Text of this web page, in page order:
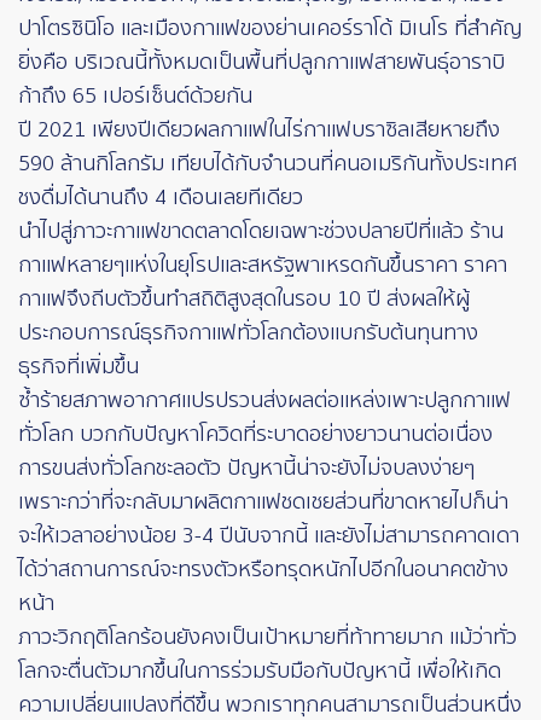
ปาโตรซินิโอ และเมืองกาแฟของย่านเคอร์ราโด้ มิเนโร ที่สำคัญ
ยิ่งคือ บริเวณนี้ทั้งหมดเป็นพื้นที่ปลูกกาแฟสายพันธุ์อาราบิ
ก้าถึง 65 เปอร์เซ็นต์ด้วยกัน
ปี 2021 เพียงปีเดียวผลกาแฟในไร่กาแฟบราซิลเสียหายถึง
590 ล้านกิโลกรัม เทียบได้กับจำนวนที่คนอเมริกันทั้งประเทศ
ชงดื่มได้นานถึง 4 เดือนเลยทีเดียว
นำไปสู่ภาวะกาแฟขาดตลาดโดยเฉพาะช่วงปลายปีที่แล้ว ร้าน
กาแฟหลายๆแห่งในยุโรปและสหรัฐพาเหรดกันขึ้นราคา ราคา
กาแฟจึงถีบตัวขึ้นทำสถิติสูงสุดในรอบ 10 ปี ส่งผลให้ผู้
ประกอบการณ์ธุรกิจกาแฟทั่วโลกต้องแบกรับต้นทุนทาง
ธุรกิจที่เพิ่มขึ้น
ซ้ำร้ายสภาพอากาศแปรปรวนส่งผลต่อแหล่งเพาะปลูกกาแฟ
ทั่วโลก บวกกับปัญหาโควิดที่ระบาดอย่างยาวนานต่อเนื่อง
การขนส่งทั่วโลกชะลอตัว ปัญหานี้น่าจะยังไม่จบลงง่ายๆ
เพราะกว่าที่จะกลับมาผลิตกาแฟชดเชยส่วนที่ขาดหายไปก็น่า
จะให้เวลาอย่างน้อย 3-4 ปีนับจากนี้ และยังไม่สามารถคาดเดา
ได้ว่าสถานการณ์จะทรงตัวหรือทรุดหนักไปอีกในอนาคตข้าง
หน้า
ภาวะวิกฤติโลกร้อนยังคงเป็นเป้าหมายที่ท้าทายมาก แม้ว่าทั่ว
โลกจะตื่นตัวมากขึ้นในการร่วมรับมือกับปัญหานี้ เพื่อให้เกิด
ความเปลี่ยนแปลงที่ดีขึ้น พวกเราทุกคนสามารถเป็นส่วนหนึ่ง